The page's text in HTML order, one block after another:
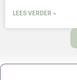
LEES VERDER »